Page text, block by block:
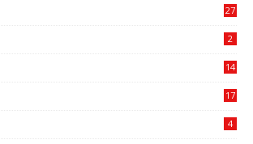
27
2
14
17
4